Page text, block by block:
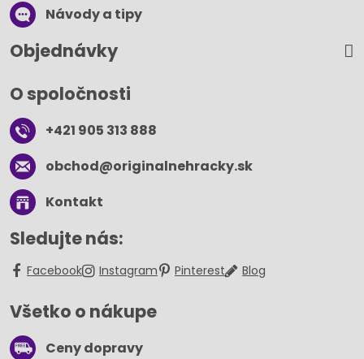
Návody a tipy
Objednávky
O spoločnosti
+421 905 313 888
obchod​@originalnehracky​.sk
Kontakt
Sledujte nás:
Facebook Instagram Pinterest Blog
Všetko o nákupe
Ceny dopravy